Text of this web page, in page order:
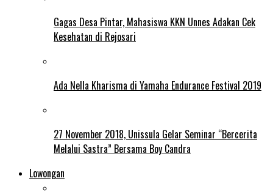
Gagas Desa Pintar, Mahasiswa KKN Unnes Adakan Cek
Kesehatan di Rejosari
Ada Nella Kharisma di Yamaha Endurance Festival 2019
27 November 2018, Unissula Gelar Seminar “Bercerita
Melalui Sastra” Bersama Boy Candra
Lowongan